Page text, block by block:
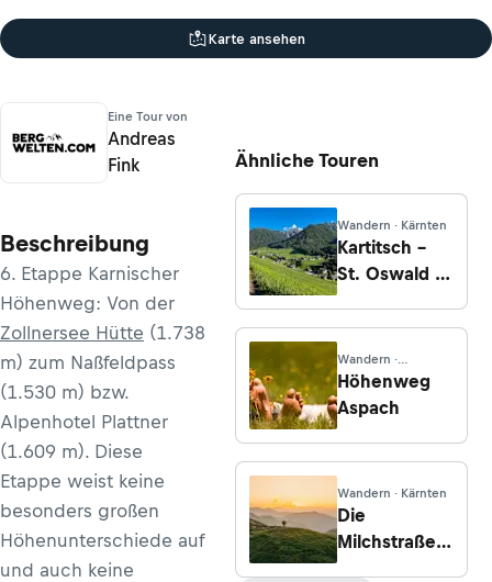
Karte ansehen
Eine Tour von
Andreas
Fink
Beschreibung
6. Etappe Karnischer
Höhenweg: Von der
Zollnersee Hütte (1.738
m) zum Naßfeldpass
(1.530 m) bzw.
Alpenhotel Plattner
(1.609 m). Diese
Etappe weist keine
besonders großen
Höhenunterschiede auf
und auch keine
Ähnliche Touren
Wandern · Kärnten
Kartitsch –
St. Oswald –
Rauchenbach
Wandern ·
Oberösterreich
Höhenweg
Aspach
Wandern · Kärnten
Die
Milchstraße